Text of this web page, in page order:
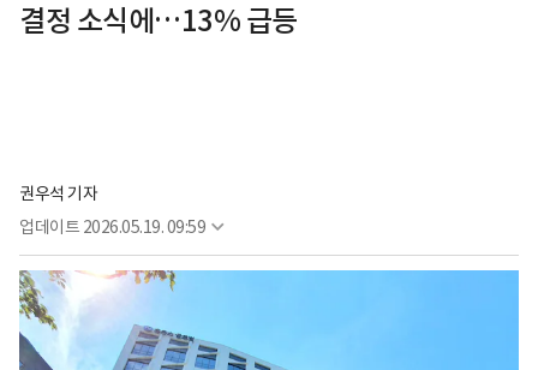
결정 소식에…13% 급등
권우석 기자
업데이트 2026.05.19. 09:59